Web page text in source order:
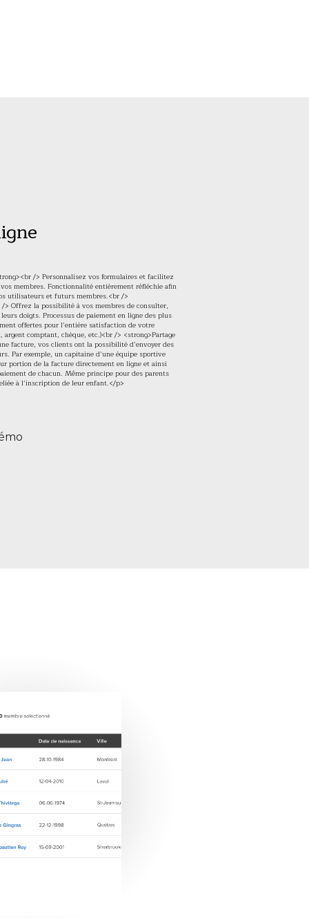
/> Personnalisez vos formulaires et facilitez
membres. Fonctionnalité entièrement réfléchie afin
utilisateurs et futurs membres.<br />
> Offrez la possibilité à vos membres de consulter,
doigts. Processus de paiement en ligne des plus
offertes pour l’entière satisfaction de votre
comptant, chèque, etc.)<br /> <strong>Partage
facture, vos clients ont la possibilité d’envoyer des
Par exemple, un capitaine d’une équipe sportive
portion de la facture directement en ligne et ainsi
de chacun. Même principe pour des parents
à l’inscription de leur enfant.</p>